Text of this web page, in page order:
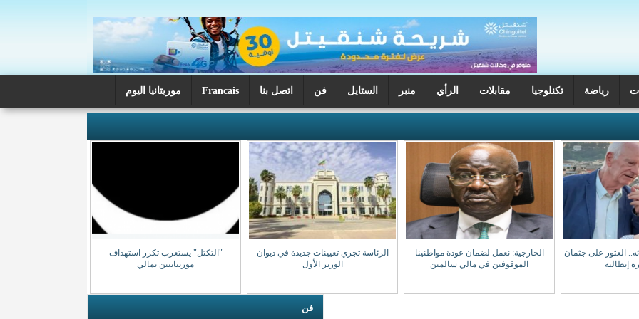
رياضة تكنلوجيا مقابلات الرأي منبر الستايل فن اتصل بنا Francais موريتانيا اليوم
العثور على جثمان
إيطالية
الخارجية: نعمل لضمان عودة مواطنينا
الموقوفين في مالي سالمين
الرئاسة تجري تعيينات جديدة في ديوان
الوزير الأول
"التكتل" يستغرب تكرر استهداف
موريتانيين بمالي
فن